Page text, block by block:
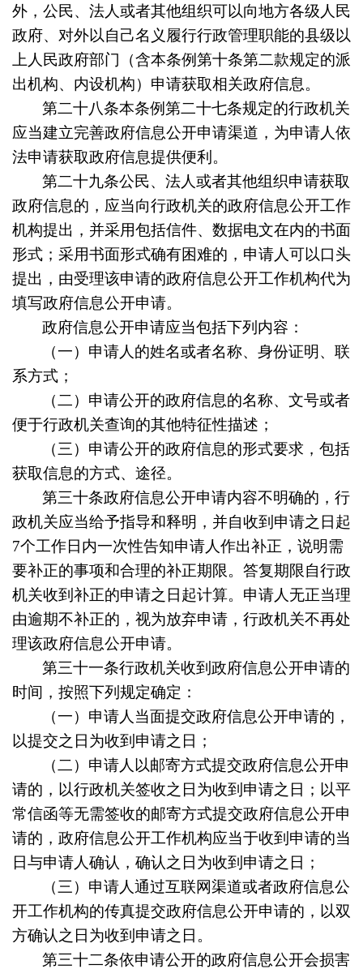
外，公民、法人或者其他组织可以向地方各级人民
政府、对外以自己名义履行行政管理职能的县级以
上人民政府部门（含本条例第十条第二款规定的派
出机构、内设机构）申请获取相关政府信息。
第二十八条本条例第二十七条规定的行政机关
应当建立完善政府信息公开申请渠道，为申请人依
法申请获取政府信息提供便利。
第二十九条公民、法人或者其他组织申请获取
政府信息的，应当向行政机关的政府信息公开工作
机构提出，并采用包括信件、数据电文在内的书面
形式；采用书面形式确有困难的，申请人可以口头
提出，由受理该申请的政府信息公开工作机构代为
填写政府信息公开申请。
政府信息公开申请应当包括下列内容：
（一）申请人的姓名或者名称、身份证明、联
系方式；
（二）申请公开的政府信息的名称、文号或者
便于行政机关查询的其他特征性描述；
（三）申请公开的政府信息的形式要求，包括
获取信息的方式、途径。
第三十条政府信息公开申请内容不明确的，行
政机关应当给予指导和释明，并自收到申请之日起
7个工作日内一次性告知申请人作出补正，说明需
要补正的事项和合理的补正期限。答复期限自行政
机关收到补正的申请之日起计算。申请人无正当理
由逾期不补正的，视为放弃申请，行政机关不再处
理该政府信息公开申请。
第三十一条行政机关收到政府信息公开申请的
时间，按照下列规定确定：
（一）申请人当面提交政府信息公开申请的，
以提交之日为收到申请之日；
（二）申请人以邮寄方式提交政府信息公开申
请的，以行政机关签收之日为收到申请之日；以平
常信函等无需签收的邮寄方式提交政府信息公开申
请的，政府信息公开工作机构应当于收到申请的当
日与申请人确认，确认之日为收到申请之日；
（三）申请人通过互联网渠道或者政府信息公
开工作机构的传真提交政府信息公开申请的，以双
方确认之日为收到申请之日。
第三十二条依申请公开的政府信息公开会损害